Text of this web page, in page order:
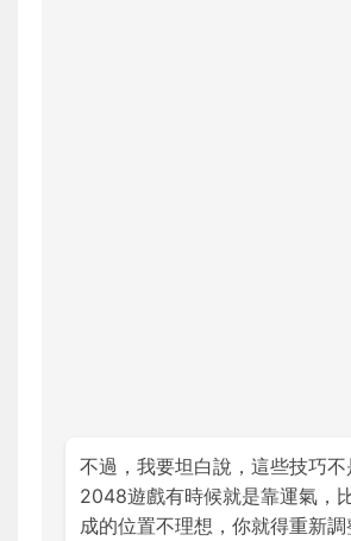
不過，我要坦白說，這些技巧不
2048遊戲有時候就是靠運氣，
成的位置不理想，你就得重新